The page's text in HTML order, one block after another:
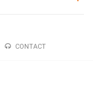
CONTACT